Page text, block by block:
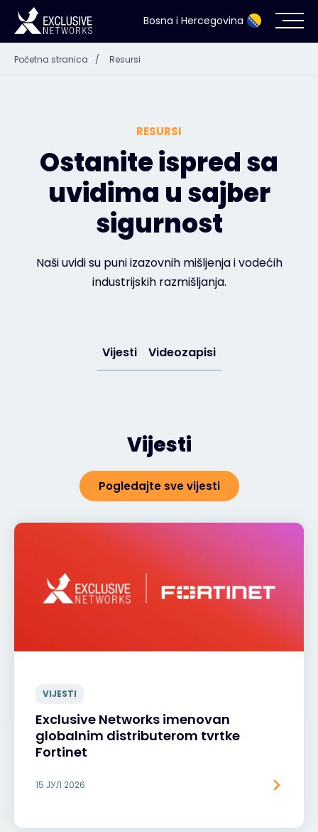
Bosna i Hercegovina
Resursi
Kompanija
Kontakt
Početna stranica / Resursi
RESURSI
Ostanite ispred sa
uvidima u sajber
sigurnost
Naši uvidi su puni izazovnih mišljenja i vodećih
industrijskih razmišljanja.
Vijesti Videozapisi
Vijesti
Pogledajte sve vijesti
VIJESTI
Exclusive Networks imenovan
globalnim distributerom tvrtke
Fortinet
15 ЈУЛ 2026